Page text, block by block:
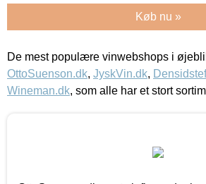
Køb nu »
De mest populære vinwebshops i
OttoSuenson.dk, JyskVin.dk,
Wineman.dk, som alle har et stort